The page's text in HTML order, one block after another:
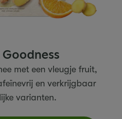
met een vleugje fruit,
en verkrijgbaar
varianten.